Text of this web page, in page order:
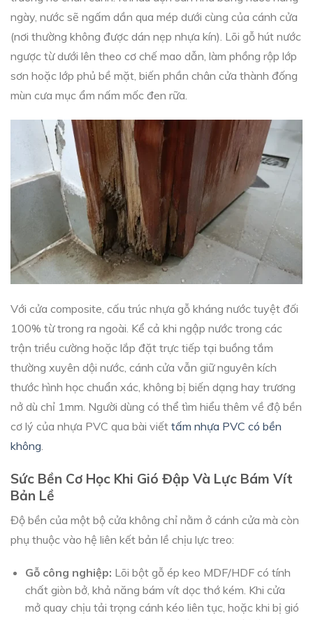
ngày, nước sẽ ngấm dần qua mép dưới cùng của cánh cửa
(nơi thường không được dán nẹp nhựa kín). Lõi gỗ hút nước
ngược từ dưới lên theo cơ chế mao dẫn, làm phồng rộp lớp
sơn hoặc lớp phủ bề mặt, biến phần chân cửa thành đống
mùn cưa mục ẩm nấm mốc đen rữa.
Với cửa composite, cấu trúc nhựa gỗ kháng nước tuyệt đối
100% từ trong ra ngoài. Kể cả khi ngập nước trong các
trận triều cường hoặc lắp đặt trực tiếp tại buồng tắm
thường xuyên dội nước, cánh cửa vẫn giữ nguyên kích
thước hình học chuẩn xác, không bị biến dạng hay trương
nở dù chỉ 1mm. Người dùng có thể tìm hiểu thêm về độ bền
cơ lý của nhựa PVC qua bài viết tấm nhựa PVC có bền
không.
Sức Bền Cơ Học Khi Gió Đập Và Lực Bám Vít
Bản Lề
Độ bền của một bộ cửa không chỉ nằm ở cánh cửa mà còn
phụ thuộc vào hệ liên kết bản lề chịu lực treo:
Gỗ công nghiệp: Lõi bột gỗ ép keo MDF/HDF có tính
chất giòn bở, khả năng bám vít dọc thớ kém. Khi cửa
mở quay chịu tải trọng cánh kéo liên tục, hoặc khi bị gió